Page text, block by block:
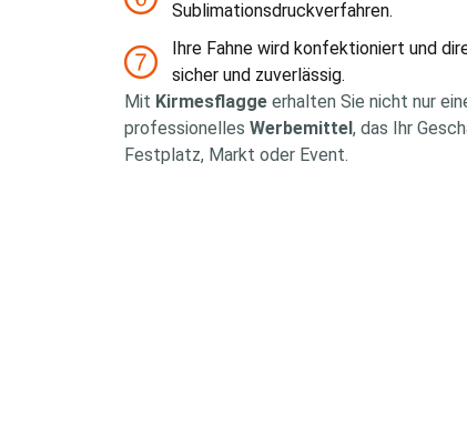
Sublimationsdruckverfahren.
Ihre Fahne wird konfektioniert und
sicher und zuverlässig.
Mit Kirmesflagge erhalten Sie nicht nur
professionelles Werbemittel , das Ihr
Festplatz, Markt oder Event.